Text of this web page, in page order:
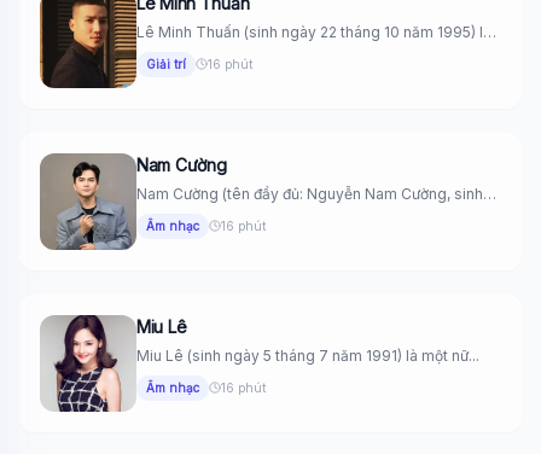
Lê Minh Thuấn (sinh ngày 22 tháng 10 năm 1995) là
Giải trí 16 phút
Nam Cường
Nam Cường (tên đầy đủ: Nguyễn Nam Cường, sinh
Âm nhạc 16 phút
Miu Lê
Miu Lê (sinh ngày 5 tháng 7 năm 1991) là một nữ...
Âm nhạc 16 phút